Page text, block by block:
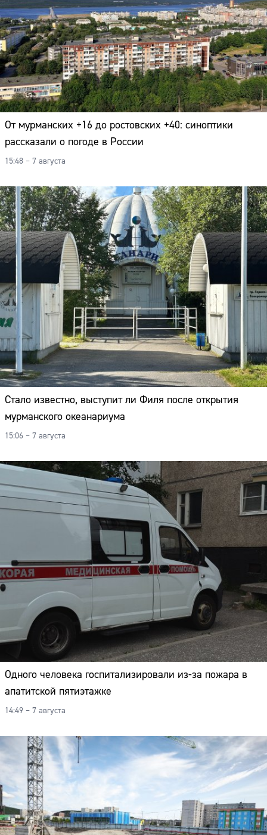
От мурманских +16 до ростовских +40: синоптики
рассказали о погоде в России
15:48 – 7 августа
Стало известно, выступит ли Филя после открытия
мурманского океанариума
15:06 – 7 августа
Одного человека госпитализировали из-за пожара в
апатитской пятиэтажке
14:49 – 7 августа
Адрес:
Телефон: